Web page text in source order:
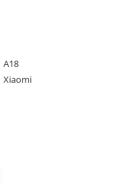
A18
Xiaomi